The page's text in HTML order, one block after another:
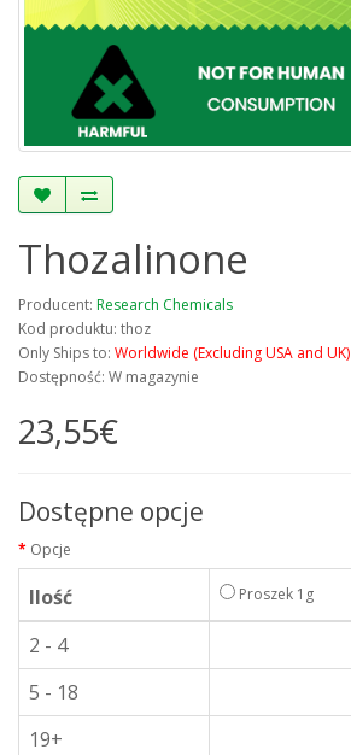
Thozalinone
Producent: Research Chemicals
Kod produktu: thoz
Only Ships to: Worldwide (Excluding USA and UK)
Dostępność: W magazynie
23,55€
Dostępne opcje
Opcje
Ilość Proszek 1g
2 - 4
5 - 18
19+